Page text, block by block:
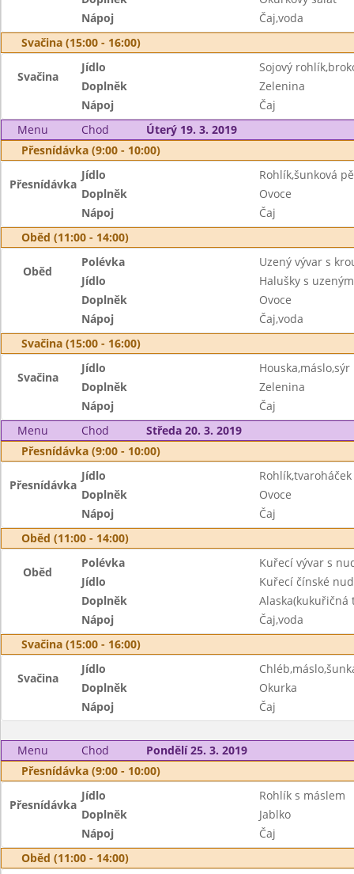
Nápoj
Čaj,voda
Svačina (15:00 - 16:00)
Svačina
Jídlo
Sojový
Doplněk
Zelenina
Nápoj
Čaj
Menu
Chod
Úterý 19. 3. 2019
Přesnídávka (9:00 - 10:00)
Přesnídávka
Jídlo
Rohlík,šunková
Doplněk
Ovoce
Nápoj
Čaj
Oběd (11:00 - 14:00)
Oběd
Polévka
Uzený vývar s
Jídlo
Halušky s
Doplněk
Ovoce
Nápoj
Čaj,voda
Svačina (15:00 - 16:00)
Svačina
Jídlo
Houska,máslo,sýr
Doplněk
Zelenina
Nápoj
Čaj
Menu
Chod
Středa 20. 3. 2019
Přesnídávka (9:00 - 10:00)
Přesnídávka
Jídlo
Rohlík,tvaroháček
Doplněk
Ovoce
Nápoj
Čaj
Oběd (11:00 - 14:00)
Oběd
Polévka
Kuřecí vývar s
Jídlo
Kuřecí čínské
Doplněk
Alaska(kukuřičná
Nápoj
Čaj,voda
Svačina (15:00 - 16:00)
Svačina
Jídlo
Doplněk
Okurka
Nápoj
Čaj
Menu Chod
Pondělí 25. 3. 2019
Přesnídávka (9:00 - 10:00)
Přesnídávka
Jídlo
Rohlík s máslem
Doplněk
Jablko
Nápoj
Čaj
Oběd (11:00 - 14:00)